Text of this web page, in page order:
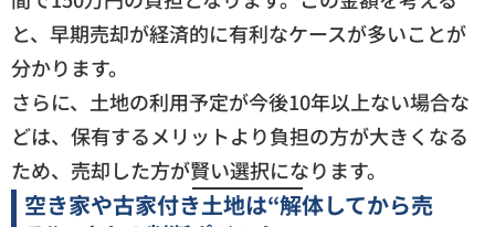
と、早期売却が経済的に有利なケースが多いことが
分かります。
さらに、土地の利用予定が今後10年以上ない場合な
どは、保有するメリットより負担の方が大きくなる
ため、売却した方が賢い選択になります。
空き家や古家付き土地は“解体してから売